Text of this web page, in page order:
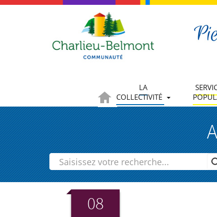
LA
COLLECTIVITÉ
08